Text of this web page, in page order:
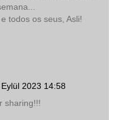
todos os seus, Asli!
2023 14:58
sharing!!!